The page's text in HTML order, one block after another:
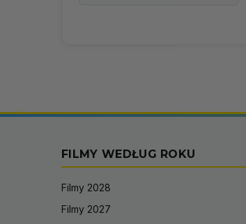
FILMY WEDŁUG ROKU
Filmy 2028
Filmy 2027